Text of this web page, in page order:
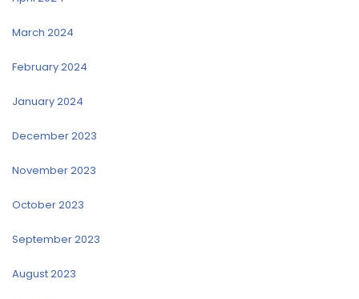
March 2024
February 2024
January 2024
December 2023
November 2023
October 2023
September 2023
August 2023